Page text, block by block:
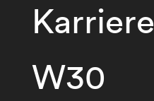
Karriere
W30